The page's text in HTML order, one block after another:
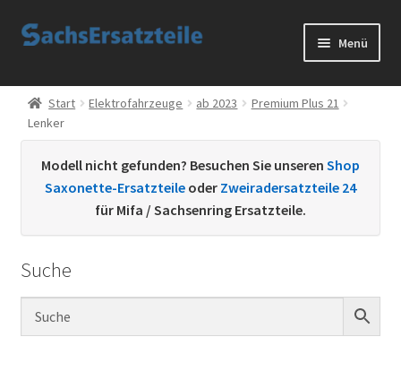
Zur
Zum
Menü
Start
AGB
Datenschutzerklärung
Kontakt
Sachs Ersatzteile
Start Elektrofahrzeuge ab 2023
Premium Plus 21
Lenker
Modell nicht gefunden? Besuchen Sie unseren Shop
Saxonette-Ersatzteile oder Zweiradersatzteile 24
für Mifa / Sachsenring Ersatzteile.
Suche